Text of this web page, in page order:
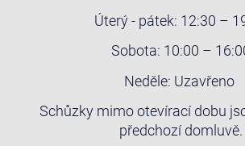
Úterý - pátek: 12:30 –
Sobota: 10:00 –
Neděle: Uzavřeno
Schůzky mimo otevírací dobu
předchozí domluvě.